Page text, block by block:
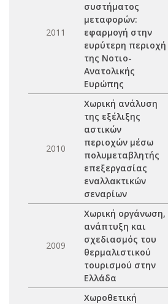
2011
συστήματος
μεταφορών:
εφαρμογή στην
ευρύτερη περιοχή
της Νοτιο-
Ανατολικής
Ευρώπης
2010
Χωρική ανάλυση
της εξέλιξης
αστικών
περιοχών μέσω
πολυμεταβλητής
επεξεργασίας
εναλλακτικών
σεναρίων
2009
Χωρική οργάνωση,
ανάπτυξη και
σχεδιασμός του
θερμαλιστικού
τουρισμού στην
Ελλάδα
Χωροθετική